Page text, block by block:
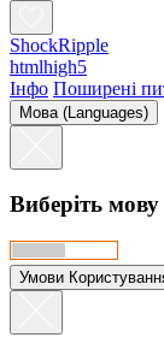
ShockRipple
htmlhigh5
Інфо Поширені
Мова (Languages)
Виберіть мову
Умови